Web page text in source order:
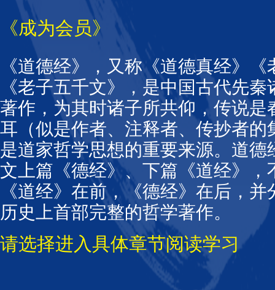
《成为会员》
《道德经》，又称《道德真经》
《老子五千文》，是中国古代先
著作，为其时诸子所共仰，传说是
耳（似是作者、注释者、传抄者的
是道家哲学思想的重要来源。道德
文上篇《德经》、下篇《道经》，
《道经》在前，《德经》在后，
历史上首部完整的哲学著作。
请选择进入具体章节阅读学习